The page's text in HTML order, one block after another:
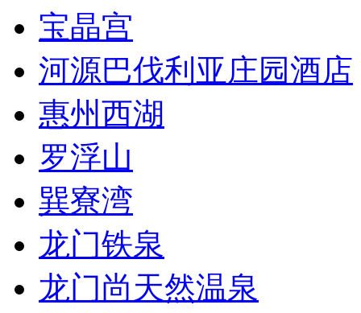
宝晶宫
河源巴伐利亚庄园酒店
惠州西湖
罗浮山
巽寮湾
龙门铁泉
龙门尚天然温泉